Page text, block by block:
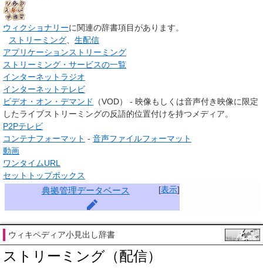
ウィクショナリーに関連の辞書項目があります。
ストリーミング
生配信
アプリケーションストリーミング
ストリーミング・サービスの一覧
インターネットラジオ
インターネットテレビ
ビデオ・オン・デマンド
（VOD） - 映像もしくは音声付き映像に限定
したライブストリーミングの反語的位置付けを持つメディア。
P2Pテレビ
コンテナフォーマット - 音声ファイルフォーマット
動画
ワンタイムURL
セットトップボックス
[表示]
典拠管理データベース
ウィキペディア小見出し辞書
ストリーミング（配信）